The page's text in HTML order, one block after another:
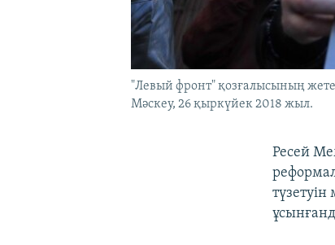
"Левый фронт" қозғалысының
Мәскеу, 26 қыркүйек 2018 жыл.
Ресей